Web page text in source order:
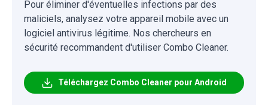
Pour éliminer d'éventuelles infections par des
maliciels, analysez votre appareil mobile avec un
logiciel antivirus légitime. Nos chercheurs en
sécurité recommandent d'utiliser Combo Cleaner.
Téléchargez Combo Cleaner pour Android